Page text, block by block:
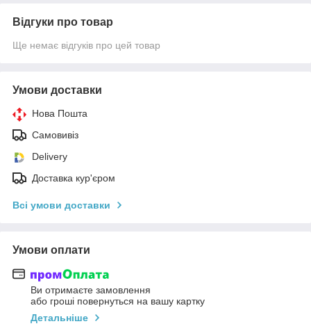
Відгуки про товар
Ще немає відгуків про цей товар
Умови доставки
Нова Пошта
Самовивіз
Delivery
Доставка кур'єром
Всі умови доставки
Умови оплати
Ви отримаєте замовлення
або гроші повернуться на вашу картку
Детальніше